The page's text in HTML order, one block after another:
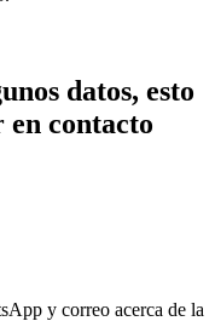
datos, esto
en contacto
y correo acerca de la